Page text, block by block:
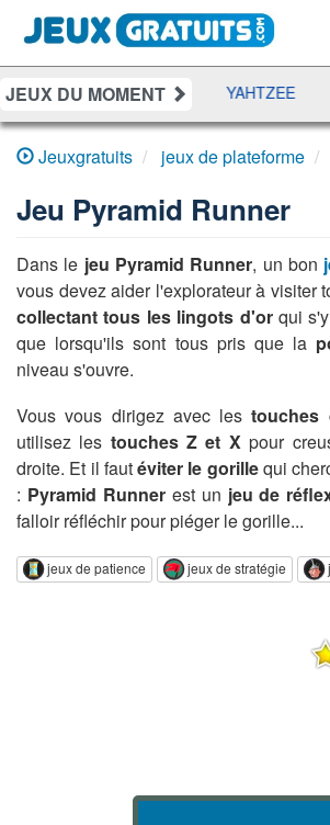
JEUX DU MOMENT
RAMI JETX YAHTZEE
Jeuxgratuits jeux de plateforme
Jeu Pyramid Runner
Dans le jeu Pyramid Runner, un bon
vous devez aider l'explorateur à visiter
collectant tous les lingots d'orqui s'y
que lorsqu'ils sont tous pris que la
niveau s'ouvre.
Vous vous dirigez avec lestouches
utilisez les touches Z et Xpour
droite. Et il fautéviter le gorillequi
: Pyramid Runnerest un jeu de
falloir réfléchir pour piéger le gorille...
jeux de patience jeux de stratégie